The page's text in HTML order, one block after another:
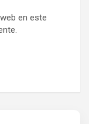
en este